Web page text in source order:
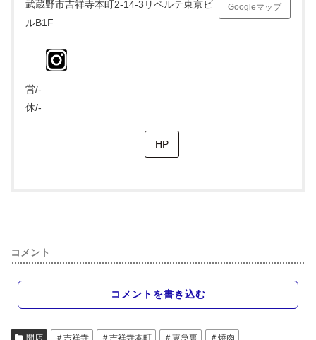
Googleマップ
武蔵野市吉祥寺本町2-14-3リベルテ東京ビ
ルB1F
営/-
休/-
HP
コメント
コメントを書き込む
開店 ＃吉祥寺 ＃吉祥寺本町 ＃東急裏 ＃焼肉